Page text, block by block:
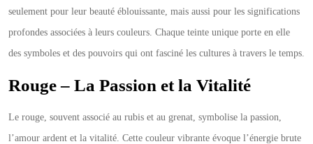
seulement pour leur beauté éblouissante, mais aussi pour les significations
profondes associées à leurs couleurs. Chaque teinte unique porte en elle
des symboles et des pouvoirs qui ont fasciné les cultures à travers le temps.
Rouge – La Passion et la Vitalité
Le rouge, souvent associé au rubis et au grenat, symbolise la passion,
l’amour ardent et la vitalité. Cette couleur vibrante évoque l’énergie brute